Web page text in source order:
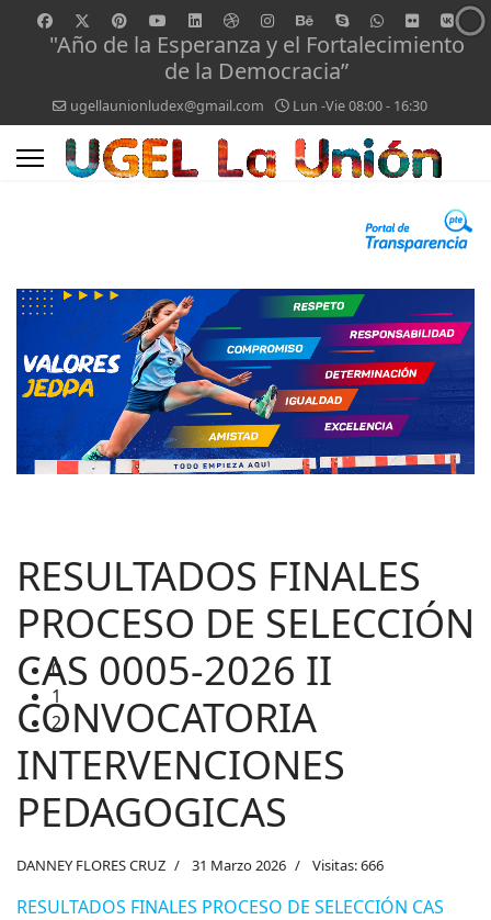
"Año de la Esperanza y el Fortalecimiento
de la Democracia”
ugellaunionludex@gmail.com Lun -Vie 08:00 - 16:30
0
1
2
RESULTADOS FINALES
PROCESO DE SELECCIÓN
CAS 0005-2026 II
CONVOCATORIA
INTERVENCIONES
PEDAGOGICAS
DANNEY FLORES CRUZ 31 Marzo 2026 Visitas: 666
RESULTADOS FINALES PROCESO DE SELECCIÓN CAS